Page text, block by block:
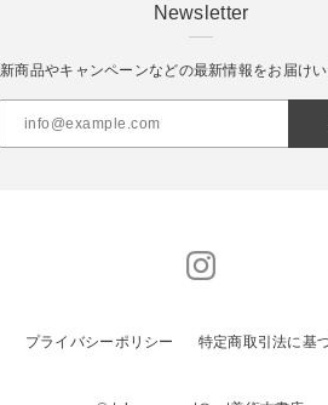
Newsletter
新商品やキャンペーンなどの最新情報をお届けい
プライバシーポリシー 特定商取引法に基